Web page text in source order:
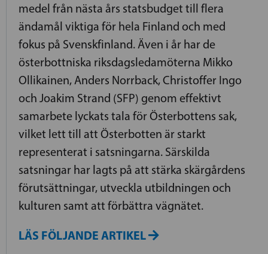
medel från nästa års statsbudget till flera
ändamål viktiga för hela Finland och med
fokus på Svenskfinland. Även i år har de
österbottniska riksdagsledamöterna Mikko
Ollikainen, Anders Norrback, Christoffer Ingo
och Joakim Strand (SFP) genom effektivt
samarbete lyckats tala för Österbottens sak,
vilket lett till att Österbotten är starkt
representerat i satsningarna. Särskilda
satsningar har lagts på att stärka skärgårdens
förutsättningar, utveckla utbildningen och
kulturen samt att förbättra vägnätet.
LÄS FÖLJANDE ARTIKEL